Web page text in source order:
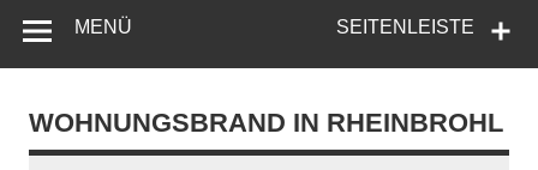
SEITENLEISTE
MENÜ
WOHNUNGSBRAND IN RHEINBROHL